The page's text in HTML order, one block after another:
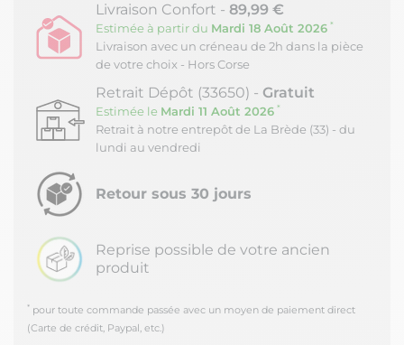
Livraison Confort - 89,99 €
Estimée à partir du Mardi 18 Août 2026 *
Livraison avec un créneau de 2h dans la pièce
de votre choix - Hors Corse
Retrait Dépôt (33650) - Gratuit
Estimée le Mardi 11 Août 2026 *
Retrait à notre entrepôt de La Brède (33) - du
lundi au vendredi
Retour sous 30 jours
Reprise possible de votre ancien
produit
* pour toute commande passée avec un moyen de paiement direct
(Carte de crédit, Paypal, etc.)